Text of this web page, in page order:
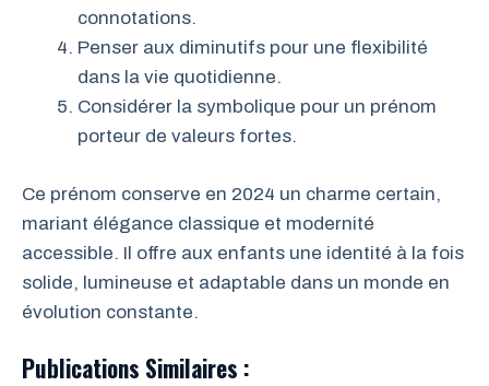
connotations.
Penser aux diminutifs pour une flexibilité
dans la vie quotidienne.
Considérer la symbolique pour un prénom
porteur de valeurs fortes.
Ce prénom conserve en 2024 un charme certain,
mariant élégance classique et modernité
accessible. Il offre aux enfants une identité à la fois
solide, lumineuse et adaptable dans un monde en
évolution constante.
Publications Similaires :